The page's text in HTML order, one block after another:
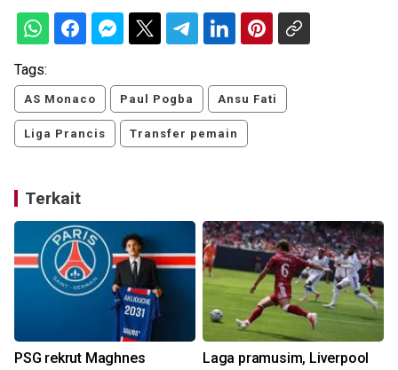
Tags:
AS Monaco Paul Pogba Ansu Fati
Liga Prancis Transfer pemain
Terkait
PSG rekrut Maghnes
Laga pramusim, Liverpool